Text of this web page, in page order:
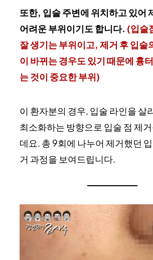
또한, 입술 주변에 위치하고 있어
어려운 부위이기도 합니다. (입술
잘 생기는 부위이고, 제거 후 입술
이 바뀌는 경우도 있기 때문에 흉
는 것이 중요한 부위)
이 환자분의 경우, 입술 라인을 살
최소화하는 방향으로 입술 점 제
데요. 총 9회에 나누어 제거했던
거 과정을 보여드립니다.